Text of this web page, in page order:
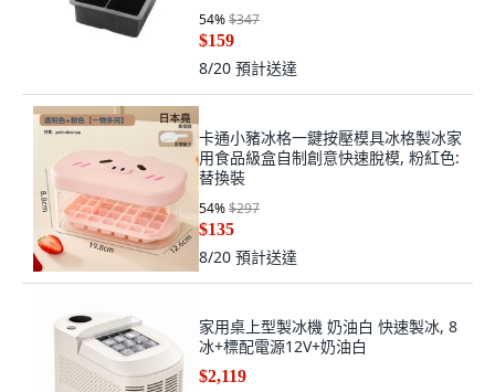
54%$347
$159
8/20 預計送達
卡通小豬冰格一鍵按壓模具冰格製冰家
用食品級盒自制創意快速脫模, 粉紅色:
替換裝
54%$297
$135
8/20 預計送達
家用桌上型製冰機 奶油白 快速製冰, 8
冰+標配電源12V+奶油白
$2,119